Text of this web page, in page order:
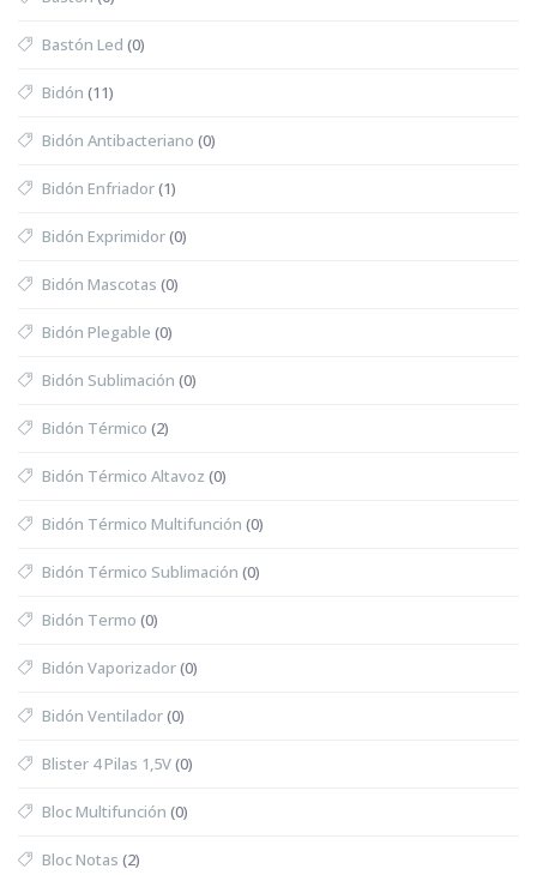
Bastón Led (0)
Bidón (11)
Bidón Antibacteriano (0)
Bidón Enfriador(1)
Bidón Exprimidor(0)
Bidón Mascotas (0)
Bidón Plegable (0)
Bidón Sublimación (0)
Bidón Térmico (2)
Bidón Térmico Altavoz (0)
Bidón Térmico Multifunción (0)
Bidón Térmico Sublimación (0)
Bidón Termo (0)
Bidón Vaporizador(0)
Bidón Ventilador(0)
Blister 4 Pilas 1,5V(0)
Bloc Multifunción (0)
Bloc Notas (2)